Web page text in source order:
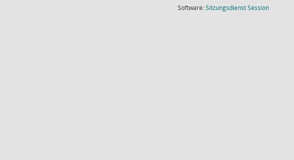
Software:SitzungsdienstSession(Wird in